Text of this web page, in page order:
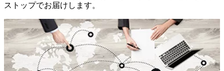
ストップでお届けします。